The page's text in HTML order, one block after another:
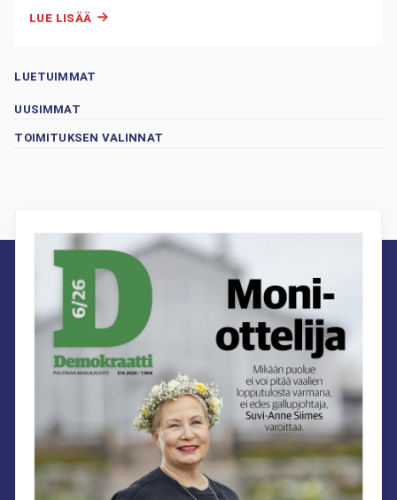
LUE LISÄÄ
LUETUIMMAT
UUSIMMAT
TOIMITUKSEN VALINNAT